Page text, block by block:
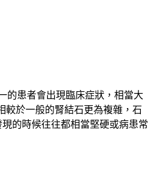
的患者會出現臨床症狀，相當大
較於一般的腎結石更為複雜，石
的時候往往都相當堅硬或病患常